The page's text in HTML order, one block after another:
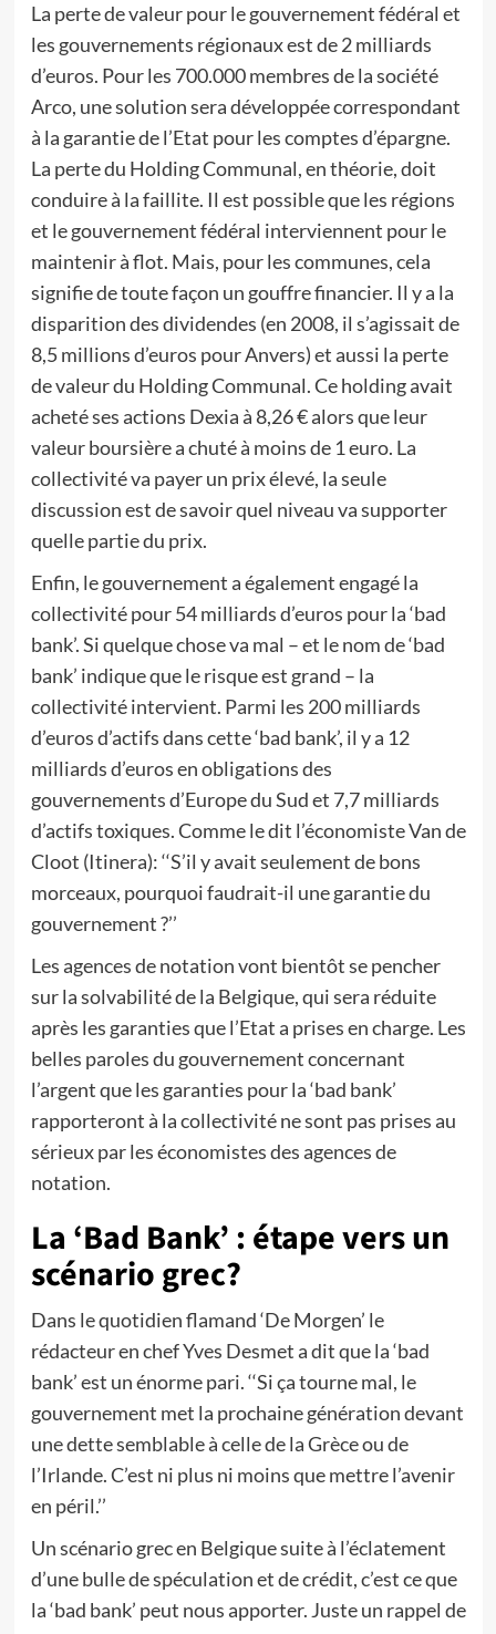
La perte de valeur pour le gouvernement fédéral et
les gouvernements régionaux est de 2 milliards
d’euros. Pour les 700.000 membres de la société
Arco, une solution sera développée correspondant
à la garantie de l’Etat pour les comptes d’épargne.
La perte du Holding Communal, en théorie, doit
conduire à la faillite. Il est possible que les régions
et le gouvernement fédéral interviennent pour le
maintenir à flot. Mais, pour les communes, cela
signifie de toute façon un gouffre financier. Il y a la
disparition des dividendes (en 2008, il s’agissait de
8,5 millions d’euros pour Anvers) et aussi la perte
de valeur du Holding Communal. Ce holding avait
acheté ses actions Dexia à 8,26 € alors que leur
valeur boursière a chuté à moins de 1 euro. La
collectivité va payer un prix élevé, la seule
discussion est de savoir quel niveau va supporter
quelle partie du prix.
Enfin, le gouvernement a également engagé la
collectivité pour 54 milliards d’euros pour la ‘bad
bank’. Si quelque chose va mal – et le nom de ‘bad
bank’ indique que le risque est grand – la
collectivité intervient. Parmi les 200 milliards
d’euros d’actifs dans cette ‘bad bank’, il y a 12
milliards d’euros en obligations des
gouvernements d’Europe du Sud et 7,7 milliards
d’actifs toxiques. Comme le dit l’économiste Van de
Cloot (Itinera): ‘‘S’il y avait seulement de bons
morceaux, pourquoi faudrait-il une garantie du
gouvernement ?’’
Les agences de notation vont bientôt se pencher
sur la solvabilité de la Belgique, qui sera réduite
après les garanties que l’Etat a prises en charge. Les
belles paroles du gouvernement concernant
l’argent que les garanties pour la ‘bad bank’
rapporteront à la collectivité ne sont pas prises au
sérieux par les économistes des agences de
notation.
La ‘Bad Bank’ : étape vers un
scénario grec?
Dans le quotidien flamand ‘De Morgen’ le
rédacteur en chef Yves Desmet a dit que la ‘bad
bank’ est un énorme pari. ‘‘Si ça tourne mal, le
gouvernement met la prochaine génération devant
une dette semblable à celle de la Grèce ou de
l’Irlande. C’est ni plus ni moins que mettre l’avenir
en péril.’’
Un scénario grec en Belgique suite à l’éclatement
d’une bulle de spéculation et de crédit, c’est ce que
la ‘bad bank’ peut nous apporter. Juste un rappel de